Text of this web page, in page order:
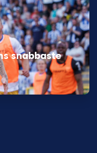
snabbaste